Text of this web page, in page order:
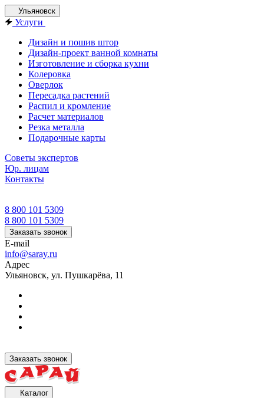
Ульяновск
Услуги
Дизайн и пошив штор
Дизайн-проект ванной комнаты
Изготовление и сборка кухни
Колеровка
Оверлок
Пересадка растений
Распил и кромление
Расчет материалов
Резка металла
Подарочные карты
Советы экспертов
Юр. лицам
Контакты
8 800 101 5309
8 800 101 5309
Заказать звонок
E-mail
info@saray.ru
Адрес
Ульяновск, ул. Пушкарёва, 11
Заказать звонок
Каталог